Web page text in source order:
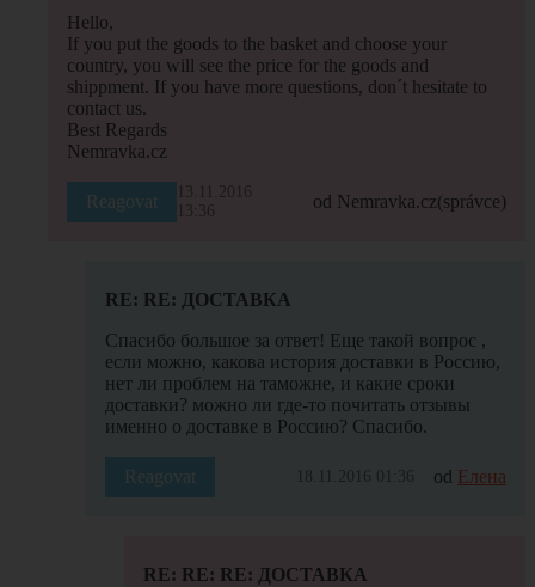
Hello,
If you put the goods to the basket and choose your
country, you will see the price for the goods and
shippment. If you have more questions, don´t hesitate to
contact us.
Best Regards
Nemravka.cz
Reagovat
13.11.2016
13:36
od Nemravka.cz(správce)
RE: RE: ДОСТАВКА
Спасибо большое за ответ! Еще такой вопрос ,
если можно, какова история доставки в Россию,
нет ли проблем на таможне, и какие сроки
доставки? можно ли где-то почитать отзывы
именно о доставке в Россию? Спасибо.
Reagovat 18.11.2016 01:36 od Елена
RE: RE: RE: ДОСТАВКА